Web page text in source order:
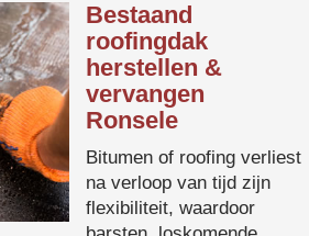
Bestaand
roofingdak
herstellen &
vervangen
Ronsele
Bitumen of roofing verliest
na verloop van tijd zijn
flexibiliteit, waardoor